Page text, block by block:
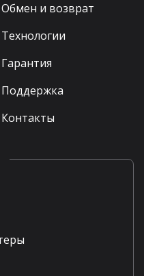
Обмен и возврат
Технологии
Гарантия
Поддержка
Контакты